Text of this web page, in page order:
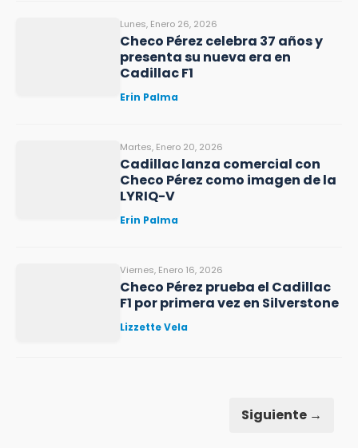
Lunes, Enero 26, 2026
Checo Pérez celebra 37 años y
presenta su nueva era en
Cadillac F1
Erin Palma
Martes, Enero 20, 2026
Cadillac lanza comercial con
Checo Pérez como imagen de la
LYRIQ-V
Erin Palma
Viernes, Enero 16, 2026
Checo Pérez prueba el Cadillac
F1 por primera vez en Silverstone
Lizzette Vela
Siguiente →